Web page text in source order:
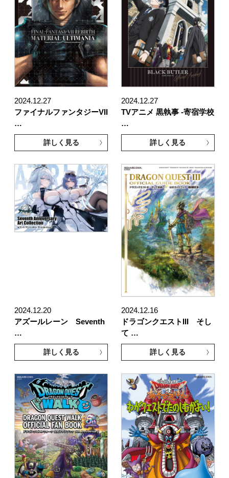
2024.12.27
ファイナルファンタジーVII
…
詳しく見る
2024.12.27
TVアニメ 黒執事 -寄宿学校
…
詳しく見る
2024.12.20
アズールレーン Seventh
…
詳しく見る
2024.12.16
ドラゴンクエストIII そし
て …
詳しく見る